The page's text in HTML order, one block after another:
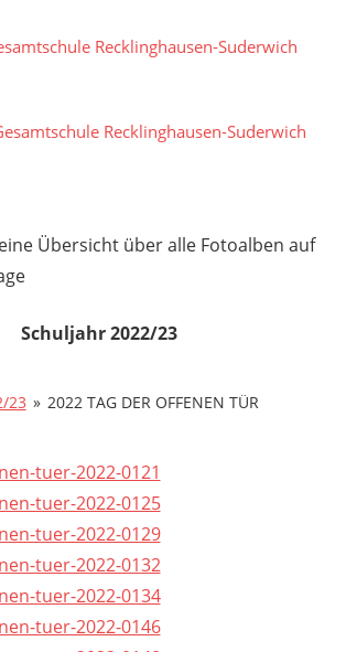
Übersicht über alle Fotoalben auf
Schuljahr 2022/23
23 » 2022 TAG DER OFFENEN TÜR